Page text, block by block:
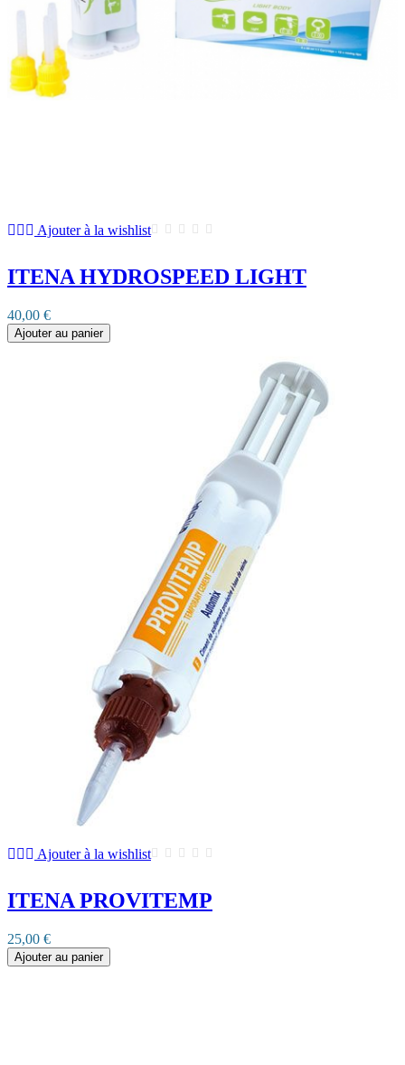
Ajouter à la wishlist
ITENA HYDROSPEED LIGHT
40,00 €
Ajouter au panier
Ajouter à la wishlist
ITENA PROVITEMP
25,00 €
Ajouter au panier